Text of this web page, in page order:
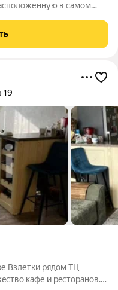
в самом
25. Эта квартира
19
Взлетки рядoм ТЦ
кафе и рeстоpанов.